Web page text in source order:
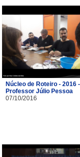
Núcleo de Roteiro - 2016 -
Professor Júlio Pessoa
07/10/2016